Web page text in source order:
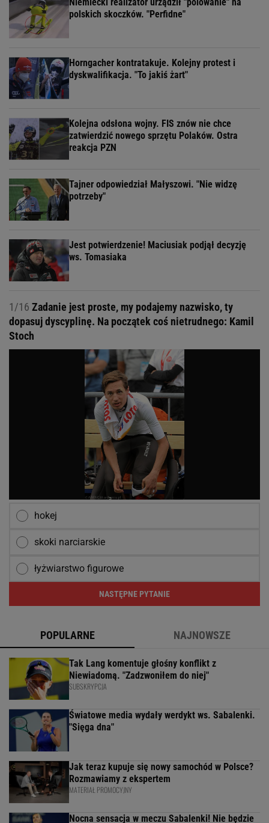
Niemiecki realizator urządził "polowanie" na
polskich skoczków. "Perfidne"
Horngacher kontratakuje. Kolejny protest i
dyskwalifikacja. "To jakiś żart"
Kolejna odsłona wojny. FIS znów nie chce
zatwierdzić nowego sprzętu Polaków. Ostra
reakcja PZN
Tajner odpowiedział Małyszowi. "Nie widzę
potrzeby"
Jest potwierdzenie! Maciusiak podjął decyzję
ws. Tomasiaka
1/16 Zadanie jest proste, my podajemy nazwisko, ty
dopasuj dyscyplinę. Na początek coś nietrudnego: Kamil
Stoch
hokej
skoki narciarskie
łyżwiarstwo figurowe
NASTĘPNE PYTANIE
POPULARNE NAJNOWSZE
Tak Lang komentuje głośny konflikt z
Niewiadomą. "Zadzwoniłem do niej"
SUBSKRYPCJA
Światowe media wydały werdykt ws. Sabalenki.
"Sięga dna"
Jak teraz kupuje się nowy samochód w Polsce?
Rozmawiamy z ekspertem
MATERIAŁ PROMOCYJNY
Nocna sensacja w meczu Sabalenki! Nie będzie